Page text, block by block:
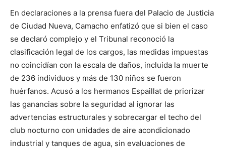
En declaraciones a la prensa fuera del Palacio de Justicia
de Ciudad Nueva, Camacho enfatizó que si bien el caso
se declaró complejo y el Tribunal reconoció la
clasificación legal de los cargos, las medidas impuestas
no coincidían con la escala de daños, incluida la muerte
de 236 individuos y más de 130 niños se fueron
huérfanos. Acusó a los hermanos Espaillat de priorizar
las ganancias sobre la seguridad al ignorar las
advertencias estructurales y sobrecargar el techo del
club nocturno con unidades de aire acondicionado
industrial y tanques de agua, sin evaluaciones de